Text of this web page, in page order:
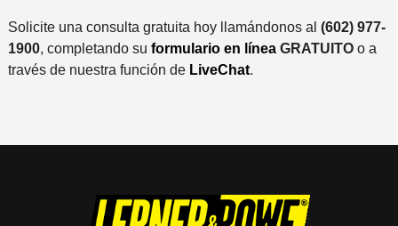
Solicite una consulta gratuita hoy llamándonos al (602) 977-
1900, completando su formulario en líneaGRATUITOo a
través de nuestra función de LiveChat.